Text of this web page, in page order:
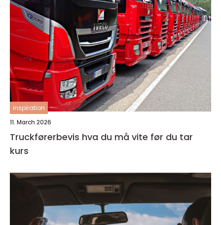
inspiration
11. March 2026
Truckførerbevis hva du må vite før du tar
kurs